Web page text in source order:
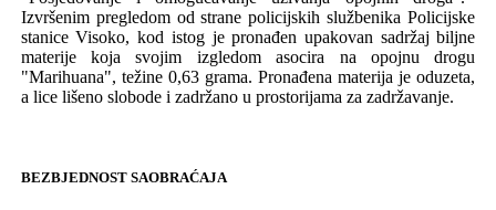
Izvršenim pregledom od strane policijskih službenika Policijske
staniceVisoko, kod istogje pronađen upakovan sadržaj biljne
materije koja svojim izgledom asocira na opojnu drogu
"Marihuana", težine 0,63 grama. Pronađena materija je oduzeta,
a lice lišeno slobode i zadržano u prostorijama za zadržavanje.
BEZBJEDNOST SAOBRAĆAJA